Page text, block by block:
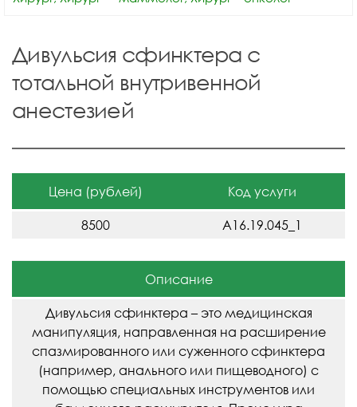
Дивульсия сфинктера с
тотальной внутривенной
анестезией
Цена (рублей) Код услуги
8500 A16.19.045_1
Описание
Дивульсия сфинктера – это медицинская
манипуляция, направленная на расширение
спазмированного или суженного сфинктера
(например, анального или пищеводного) с
помощью специальных инструментов или